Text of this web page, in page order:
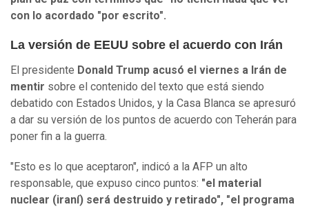
con lo acordado "por escrito".
La versión de EEUU sobre el acuerdo con Irán
El presidente Donald Trump acusó el viernes a Irán de
mentir sobre el contenido del texto que está siendo
debatido con Estados Unidos, y la Casa Blanca se apresuró
a dar su versión de los puntos de acuerdo con Teherán para
poner fin a la guerra.
"Esto es lo que aceptaron", indicó a la AFP un alto
responsable, que expuso cinco puntos: "el material
nuclear (iraní) será destruido y retirado", "el programa